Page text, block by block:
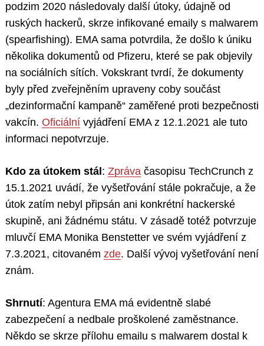
podzim 2020 následovaly další útoky, údajně od
ruských hackerů, skrze infikované emaily s malwarem
(spearfishing). EMA sama potvrdila, že došlo k úniku
několika dokumentů od Pfizeru, které se pak objevily
na sociálních sítích. Vokskrant tvrdí, že dokumenty
byly před zveřejněním upraveny coby součást
„dezinformační kampaně“ zaměřené proti bezpečnosti
vakcín. Oficiální vyjádření EMA z 12.1.2021 ale tuto
informaci nepotvrzuje.
Kdo za útokem stál : Zpráva časopisu TechCrunch z
15.1.2021 uvádí, že vyšetřování stále pokračuje, a že
útok zatím nebyl připsán ani konkrétní hackerské
skupině, ani žádnému státu. V zásadě totéž potvrzuje
mluvčí EMA Monika Benstetter ve svém vyjádření z
7.3.2021, citovaném zde. Další vývoj vyšetřování není
znám.
Shrnutí: Agentura EMA má evidentně slabé
zabezpečení a nedbale proškolené zaměstnance.
Někdo se skrze přílohu emailu s malwarem dostal k